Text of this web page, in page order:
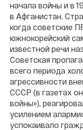
начала войны и в
в Афганистан.
когда советские
южнокорейский
известной речи
Советская
всего периода
агрессивности
СССР (в газетах
войны»),
усилением
успокаивало